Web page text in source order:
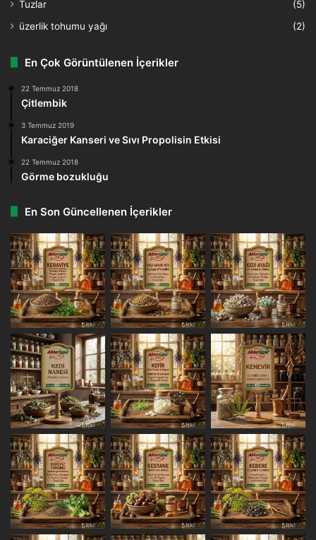
Tuzlar
(5)
üzerlik tohumu yağı
(2)
En Çok Görüntülenen İçerikler
22 Temmuz 2018
Çitlembik
3 Temmuz 2019
Karaciğer Kanseri ve Sıvı Propolisin Etkisi
22 Temmuz 2018
Görme bozukluğu
En Son Güncellenen İçerikler